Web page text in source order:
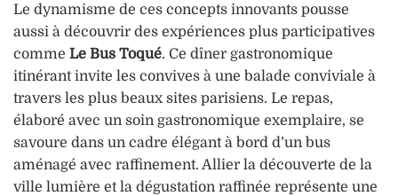
Le dynamisme de ces concepts innovants pousse
aussi à découvrir des expériences plus participatives
comme Le Bus Toqué. Ce dîner gastronomique
itinérant invite les convives à une balade conviviale à
travers les plus beaux sites parisiens. Le repas,
élaboré avec un soin gastronomique exemplaire, se
savoure dans un cadre élégant à bord d’un bus
aménagé avec raffinement. Allier la découverte de la
ville lumière et la dégustation raffinée représente une